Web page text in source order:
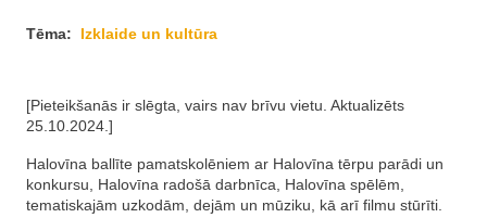
Tēma: Izklaide un kultūra
[Pieteikšanās ir slēgta, vairs nav brīvu vietu. Aktualizēts
25.10.2024.]
Halovīna ballīte pamatskolēniem ar Halovīna tērpu parādi un
konkursu, Halovīna radošā darbnīca, Halovīna spēlēm,
tematiskajām uzkodām, dejām un mūziku, kā arī filmu stūrīti.